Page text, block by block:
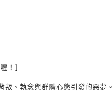
！］
叛、執念與群體心態引發的惡